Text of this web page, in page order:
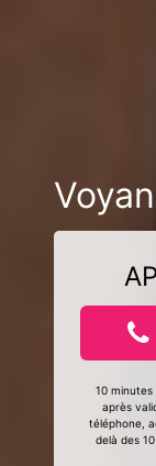
10
après
téléphone,
delà des